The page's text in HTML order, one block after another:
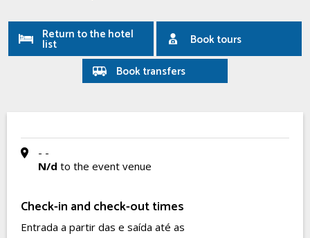
Return to the hotel
list
Book tours
Book transfers
- -
N/d to the event venue
Check-in and check-out times
Entrada a partir das e saída até as